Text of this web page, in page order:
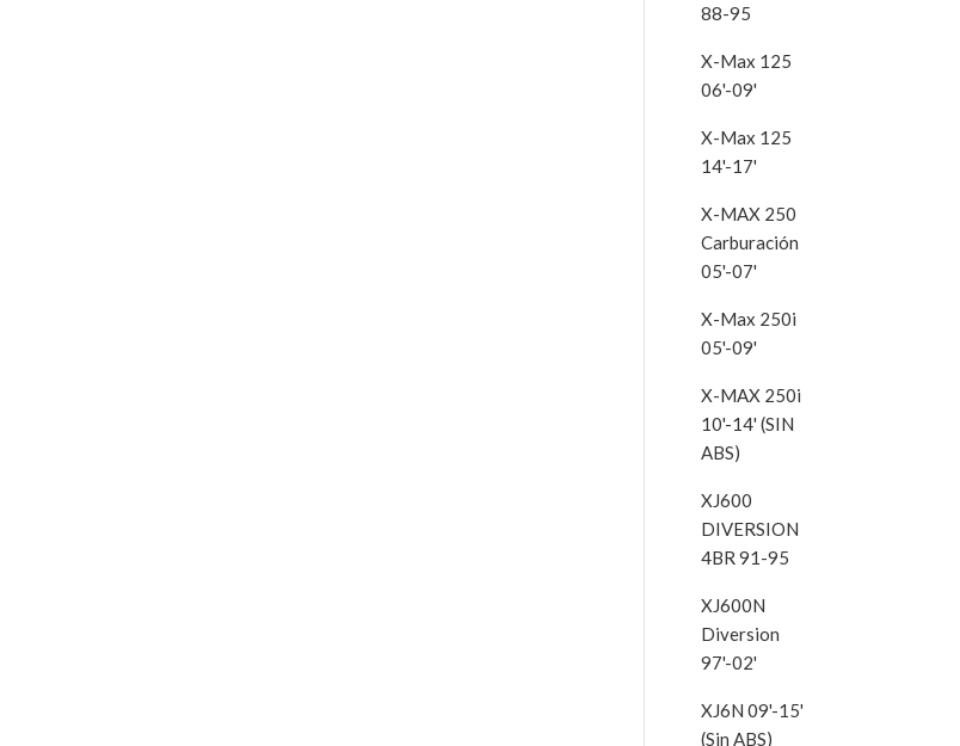
88-95
X-Max 125
06'-09'
X-Max 125
14'-17'
X-MAX 250
Carburación
05'-07'
X-Max 250i
05'-09'
X-MAX 250i
10'-14' (SIN
ABS)
XJ600
DIVERSION
4BR 91-95
XJ600N
Diversion
97'-02'
XJ6N 09'-15'
(Sin ABS)